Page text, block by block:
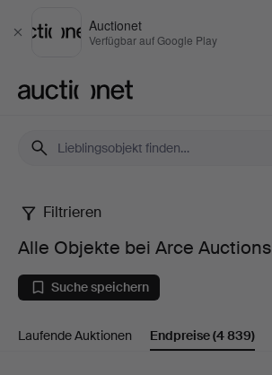
Schließen
Auctionet
Verfügbar auf Google Play
Alle
Objekte
bei
Arce
Filtrieren
Alle Objekte bei Arce Auctions
Suche speichern
Laufende Auktionen Endpreise(4 839)